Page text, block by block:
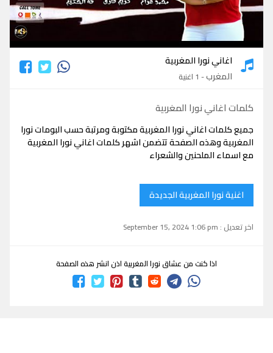
كلمات اغاني نورا المغربية
اغاني نورا المغربية
المغرب- 1 اغنية
كلمات اغاني نورا المغربية
جميع كلمات اغاني نورا المغربية مكتوبة ومرتبة حسب البومات نورا
المغربية وهذه الصفحة تتضمن اشهر كلمات اغاني نورا المغربية
مع اسماء الملحنين والشعراء
اغنية نورا المغربية الجديدة
اخر تعديل : September 15, 2024 1:06 pm
اذا كنت من عشاق نورا المغربية اذن انشر هذه الصفحة